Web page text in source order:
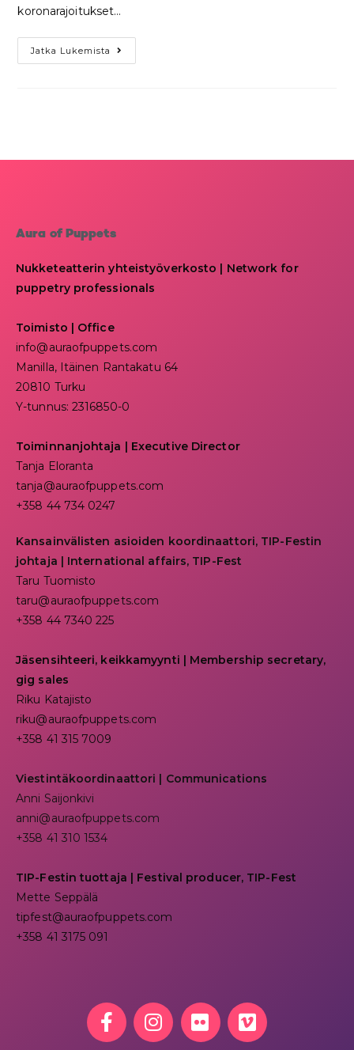
koronarajoitukset…
Jatka Lukemista
Aura of Puppets
Nukketeatterin yhteistyöverkosto | Network for
puppetry professionals
Toimisto | Office
info@auraofpuppets.com
Manilla, Itäinen Rantakatu 64
20810 Turku
Y-tunnus: 2316850-0
Toiminnanjohtaja | Executive Director
Tanja Eloranta
tanja@auraofpuppets.com
+358 44 734 0247
Kansainvälisten asioiden koordinaattori, TIP-Festin
johtaja | International affairs, TIP-Fest
Taru Tuomisto
taru@auraofpuppets.com
+358 44 7340 225
Jäsensihteeri, keikkamyynti | Membership secretary,
gig sales
Riku Katajisto
riku@auraofpuppets.com
+358 41 315 7009
Viestintäkoordinaattori | Communications
Anni Saijonkivi
anni@auraofpuppets.com
+358 41 310 1534
TIP-Festin tuottaja | Festival producer, TIP-Fest
Mette Seppälä
tipfest@auraofpuppets.com
+358 41 3175 091